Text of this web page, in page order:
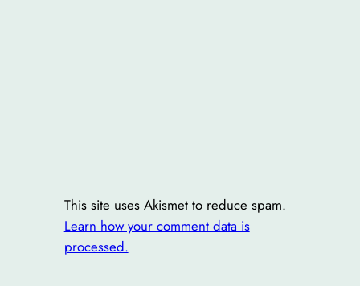
This site uses Akismet to reduce spam.
Learn how your comment data is
processed.